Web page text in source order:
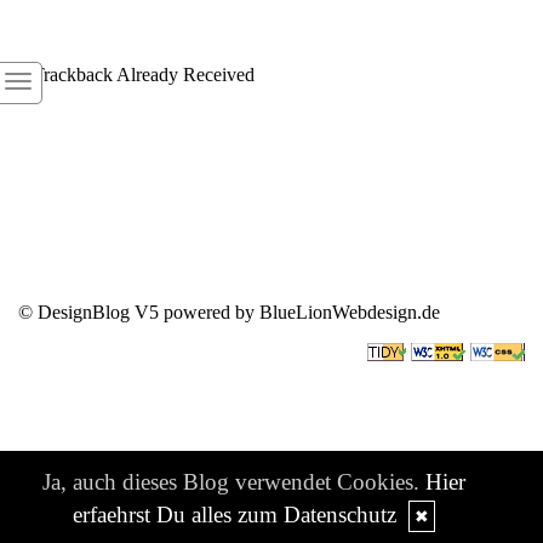
1 Trackback Already Received
© DesignBlog V5 powered by BlueLionWebdesign.de
Ja, auch dieses Blog verwendet Cookies. Hier
erfaehrst Du alles zum Datenschutz
✖